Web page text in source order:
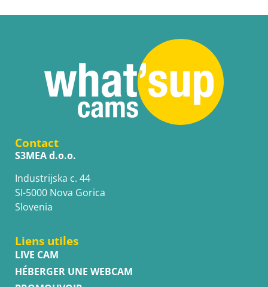
Contact
S3MEA d.o.o.
Industrijska c. 44
SI-5000 Nova Gorica
Slovenia
Liens utiles
LIVE CAM
HÉBERGER UNE WEBCAM